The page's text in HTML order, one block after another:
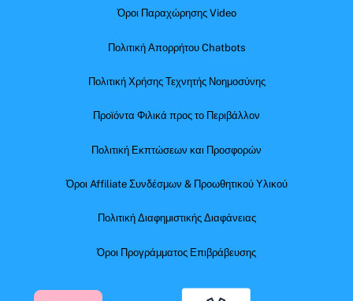
Όροι Παραχώρησης Video
Πολιτική Απορρήτου Chatbots
Πολιτική Χρήσης Τεχνητής Νοημοσύνης
Προϊόντα Φιλικά προς το Περιβάλλον
Πολιτική Εκπτώσεων και Προσφορών
Όροι Affiliate Συνδέσμων & Προωθητικού Υλικού
Πολιτική Διαφημιστικής Διαφάνειας
Όροι Προγράμματος Επιβράβευσης